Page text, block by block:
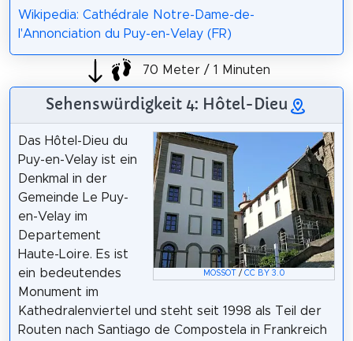
Wikipedia: Cathédrale Notre-Dame-de-
l'Annonciation du Puy-en-Velay (FR)
70 Meter / 1 Minuten
Sehenswürdigkeit 4: Hôtel-Dieu
MOSSOT / CC BY 3.0
Das Hôtel-Dieu du
Puy-en-Velay ist ein
Denkmal in der
Gemeinde Le Puy-
en-Velay im
Departement
Haute-Loire. Es ist
ein bedeutendes
Monument im
Kathedralenviertel und steht seit 1998 als Teil der
Routen nach Santiago de Compostela in Frankreich